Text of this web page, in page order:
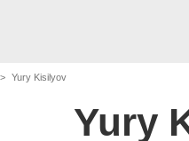
Yury Kisilyov
Yury